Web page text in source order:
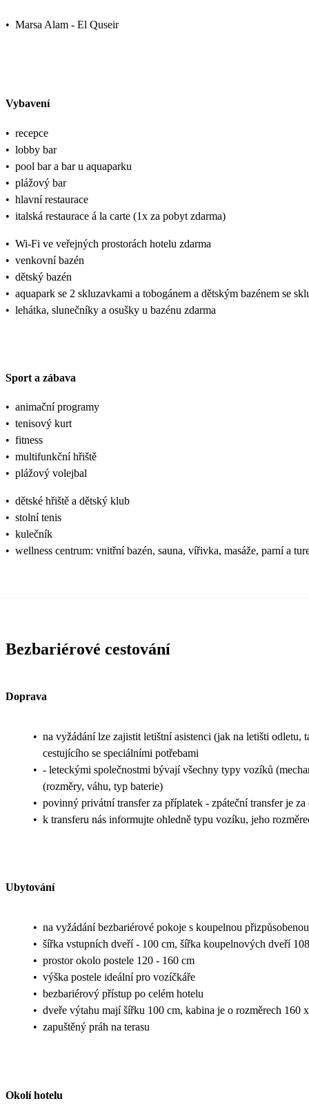
• Marsa Alam - El Quseir
Vybavení
• recepce
• lobby bar
• pool bar a bar u aquaparku
• plážový bar
• hlavní restaurace
• italská restaurace á la carte (1x za pobyt zdarma)
• Wi-Fi ve veřejných prostorách hotelu zdarma
• venkovní bazén
• dětský bazén
• aquapark se 2 skluzavkami a tobogánem a dětským bazénem se
• lehátka, slunečníky a osušky u bazénu zdarma
Sport a zábava
• animační programy
• tenisový kurt
• fitness
• multifunkční hřiště
• plážový volejbal
• dětské hřiště a dětský klub
• stolní tenis
• kulečník
• wellness centrum: vnitřní bazén, sauna, vířivka, masáže, parní a
Bezbariérové cestování
Doprava
• na vyžádání lze zajistit letištní asistenci (jak na letišti odletu,
cestujícího se speciálními potřebami
• - leteckými společnostmi bývají všechny typy vozíků
(rozměry, váhu, typ baterie)
• povinný privátní transfer za příplatek - zpáteční transfer je
• k transferu nás informujte ohledně typu vozíku, jeho
Ubytování
• na vyžádání bezbariérové pokoje s koupelnou
• šířka vstupních dveří - 100 cm, šířka koupelnových dveří
• prostor okolo postele 120 - 160 cm
• výška postele ideální pro vozíčkáře
• bezbariérový přístup po celém hotelu
• dveře výtahu mají šířku 100 cm, kabina je o rozměrech 160
• zapuštěný práh na terasu
Okolí hotelu